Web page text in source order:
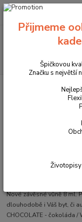
VŠECHNY
Závěsná
Nové závěsné vůně 8 ml.
dlouhodobě i Váš byt, či
CHOCOLATE - čokoláda /
Přijmeme
Špičkovou
Značku s největší